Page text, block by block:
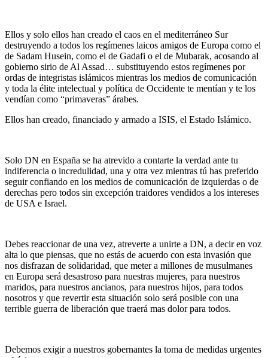
Ellos y solo ellos han creado el caos en el mediterráneo Sur
destruyendo a todos los regímenes laicos amigos de Europa como el
de Sadam Husein, como el de Gadafi o el de Mubarak, acosando al
gobierno sirio de Al Assad… substituyendo estos regímenes por
ordas de integristas islámicos mientras los medios de comunicación
y toda la élite intelectual y política de Occidente te mentían y te los
vendían como “primaveras” árabes.
Ellos han creado, financiado y armado a ISIS, el Estado Islámico.
Solo DN en España se ha atrevido a contarte la verdad ante tu
indiferencia o incredulidad, una y otra vez mientras tú has preferido
seguir confiando en los medios de comunicación de izquierdas o de
derechas pero todos sin excepción traidores vendidos a los intereses
de USA e Israel.
Debes reaccionar de una vez, atreverte a unirte a DN, a decir en voz
alta lo que piensas, que no estás de acuerdo con esta invasión que
nos disfrazan de solidaridad, que meter a millones de musulmanes
en Europa será desastroso para nuestras mujeres, para nuestros
maridos, para nuestros ancianos, para nuestros hijos, para todos
nosotros y que revertir esta situación solo será posible con una
terrible guerra de liberación que traerá mas dolor para todos.
Debemos exigir a nuestros gobernantes la toma de medidas urgentes